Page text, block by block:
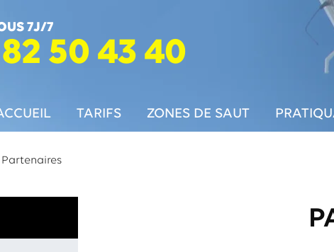
7J/7
50 43 40
TARIFS ZONES DE SAUT
Partenaires